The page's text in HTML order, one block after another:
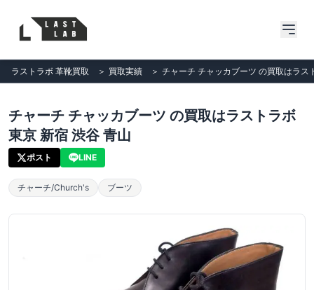
ラストラボ 革靴買取 ＞ 買取実績 ＞ チャーチ チャッカブーツ の買取はラス
チャーチ チャッカブーツ の買取はラストラボ
東京 新宿 渋谷 青山
ポスト LINE
チャーチ/Church's ブーツ